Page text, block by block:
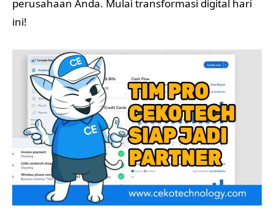
perusahaan Anda. Mulai transformasi digital hari
ini!